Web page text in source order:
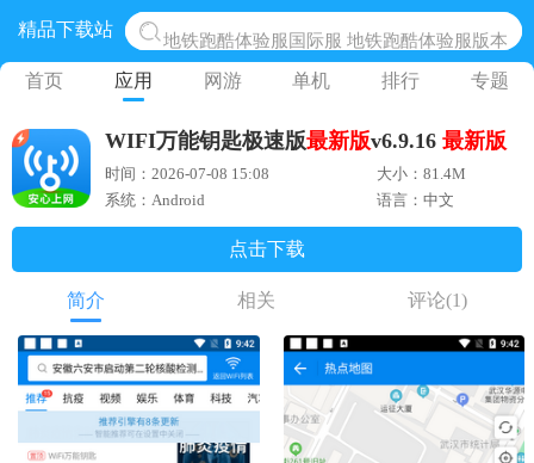
精品下载站
地铁跑酷体验服国际服 地铁跑酷体验服版本
网易光遇手游正版 点亮星空共庆周年
蛋仔派对下载 蛋仔派对体验服
奥特曼王者传奇 正版奥特曼游戏
首页 应用 网游 单机 排行 专题
WIFI万能钥匙极速版最新版v6.9.16 最新版
时间：2026-07-08 15:08
大小：81.4M
系统：Android
语言：中文
点击下载
简介 相关 评论(1)